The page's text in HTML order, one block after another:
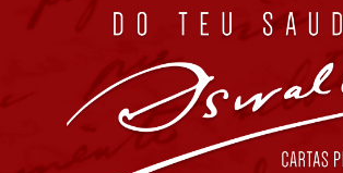
Créditos